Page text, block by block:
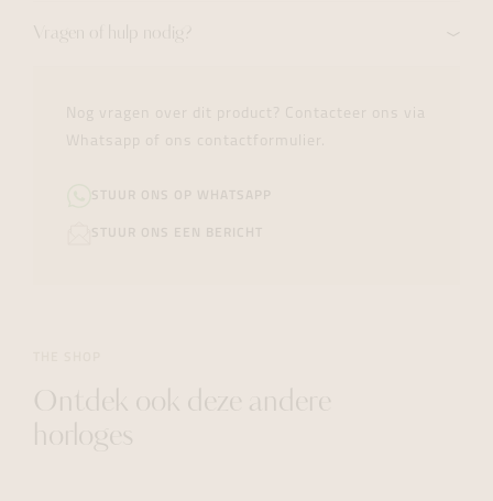
Vragen of hulp nodig?
Ontdek ook deze andere
horloges